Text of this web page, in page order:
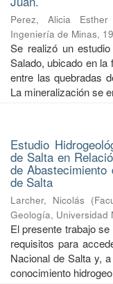
Perez, Alicia Esther
Ingeniería de Minas,
Se realizó un
Salado, ubicado en la
entre las quebradas
La mineralización se
Estudio
de Salta en
de
de Salta
Larcher, Nicolás (
Geología, Universidad
El presente trabajo
requisitos para
Nacional de Salta y,
conocimiento